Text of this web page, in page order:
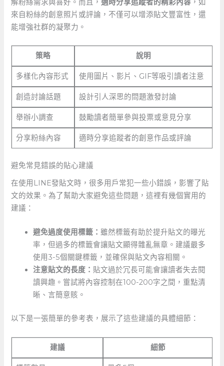
解粉絲需求與喜好。而且，適時分享追蹤者的精彩內容 ，如
來自粉絲的創意照片或評論，不僅可以增添貼文豐富性，還
能增強社群的凝聚力。
策略 說明
多樣化內容形式 使用圖片、影片、GIF等吸引讀者注意
創造討論話題 設計引人深思的問題激發討論
舉辦小調查 鼓勵讀者簡單參與投票或意見分享
分享粉絲內容 適時分享追蹤者的創意作品或評論
避免常見錯誤的貼心建議
在使用LINE發貼文時，很多用戶常犯一些小錯誤，影響了貼
文的效果。為了幫助大家避免這些問題，這裡有幾個實用的
建議：
避免過度使用標籤： 雖然標籤有助於提升貼文的曝光
率，但過多的標籤會讓貼文顯得雜亂無章。建議最多
使用3-5個關鍵標籤，並確保與貼文內容相關。
注意貼文的長度： 貼文過於冗長可能會讓讀者失去閱
讀興趣。嘗試將內容控制在100-200字之間，重點清
晰、言簡意賅。
以下是一張簡單的參考表，展示了這些建議的具體細節：
建議 細節